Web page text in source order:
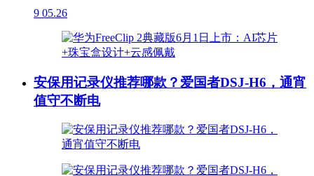
9 05.26
安保用记录仪推荐哪款？爱国者DSJ-H6，通宵
值守不断电